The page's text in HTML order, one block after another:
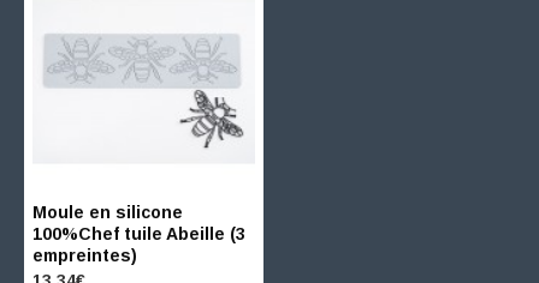
Moule en silicone
100%Chef tuile Abeille (3
empreintes)